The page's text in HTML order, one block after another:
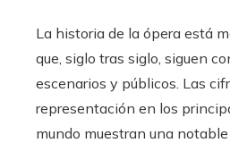
La historia de la ópera está
que, siglo tras siglo, siguen
escenarios y públicos. Las
representación en los
mundo muestran una